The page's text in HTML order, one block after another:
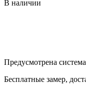
В наличии
Предусмотрена
Бесплатные замер,